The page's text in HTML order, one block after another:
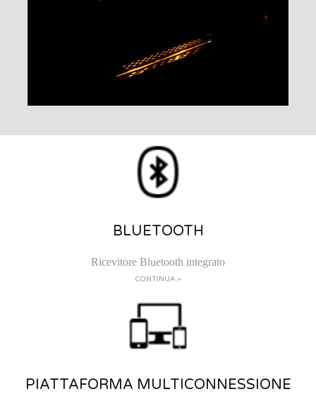
BLUETOOTH
Ricevitore Bluetooth integrato
CONTINUA >
PIATTAFORMA MULTICONNESSIONE